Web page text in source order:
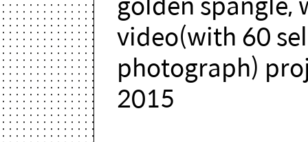
video(with 60
photograph)
2015